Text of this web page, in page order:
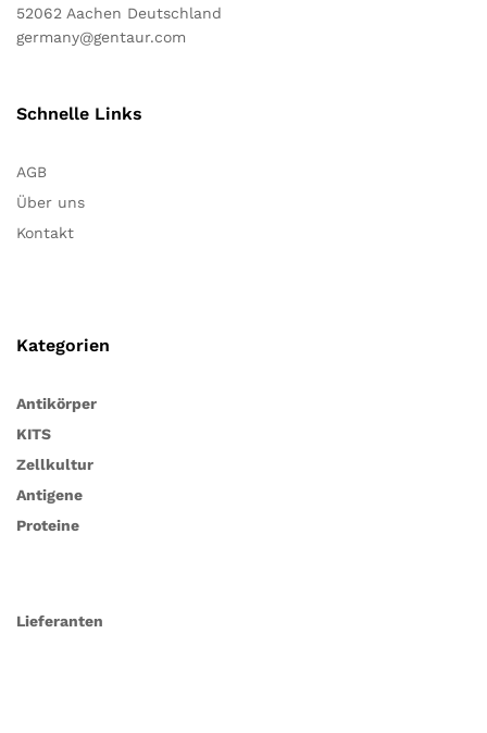
52062 Aachen Deutschland
germany@gentaur.com
Schnelle Links
AGB
Über uns
Kontakt
Kategorien
Antikörper
KITS
Zellkultur
Antigene
Proteine
Lieferanten